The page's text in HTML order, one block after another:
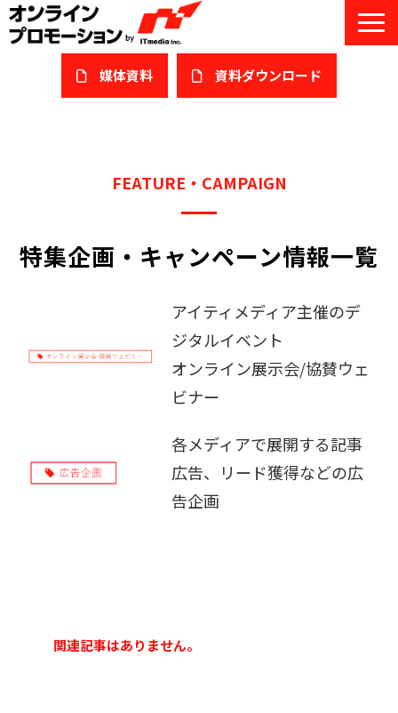
媒体資料 ​資料ダウンロード
サービスガイド/お役立ち資料
課題/ターゲット別で探す
導入事例
セミナー情報/ブログ
FEATURE・CAMPAIGN
特集企画・キャンペーン情報一覧
アイティメディア主催のデ
ジタルイベント
オンライン展示会/協賛ウェ
ビナー
各メディアで展開する記事
広告、リード獲得などの広
告企画
関連記事はありません。